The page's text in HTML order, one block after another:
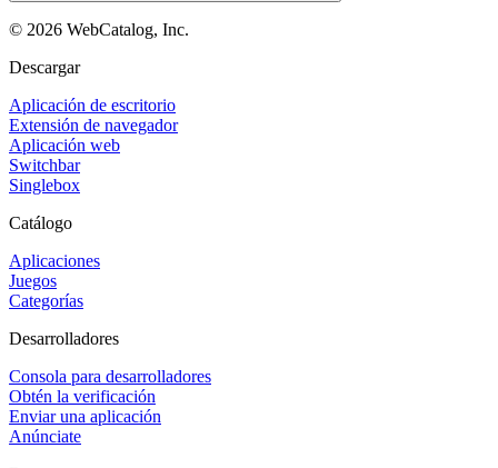
© 2026 WebCatalog, Inc.
Descargar
Aplicación de escritorio
Extensión de navegador
Aplicación web
Switchbar
Singlebox
Catálogo
Aplicaciones
Juegos
Categorías
Desarrolladores
Consola para desarrolladores
Obtén la verificación
Enviar una aplicación
Anúnciate